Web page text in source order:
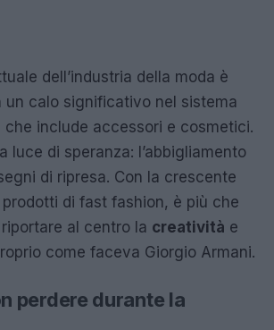
dell’industria della moda è
un calo significativo nel sistema
che include accessori e cosmetici.
luce di speranza: l’abbigliamento
di ripresa. Con la crescente
di fast fashion, è più che
al centro la creatività e
come faceva Giorgio Armani.
perdere durante la